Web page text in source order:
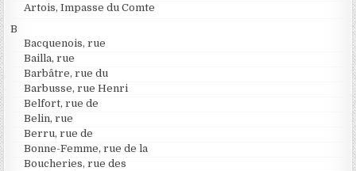
Artois, Impasse du Comte
B
Bacquenois, rue
Bailla, rue
Barbâtre, rue du
Barbusse, rue Henri
Belfort, rue de
Belin, rue
Berru, rue de
Bonne-Femme, rue de la
Boucheries, rue des